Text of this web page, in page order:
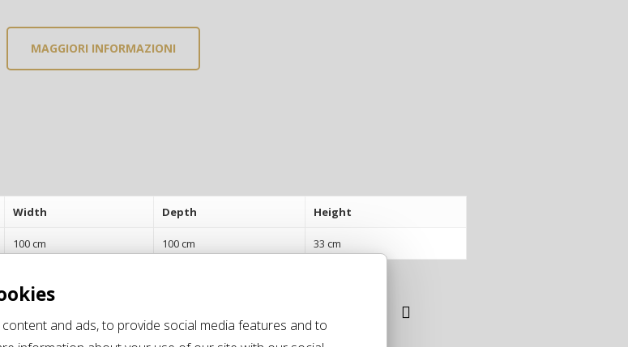
and ads, to provide social media features and to
MAGGIORI INFORMAZIONI
Width Depth Height
100 cm 100 cm 33 cm